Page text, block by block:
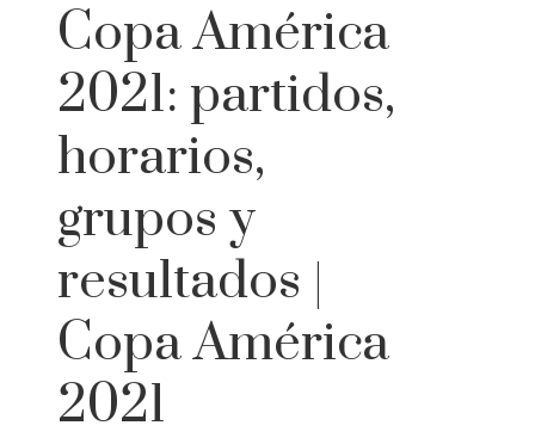
Copa América
2021: partidos,
horarios,
grupos y
resultados |
Copa América
2021